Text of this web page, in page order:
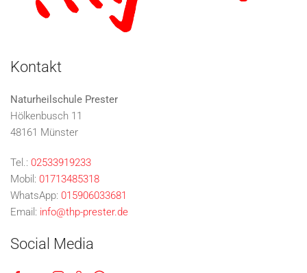
Kontakt
Naturheilschule Prester
Hölkenbusch 11
48161 Münster
Tel.: 02533919233
Mobil: 01713485318
WhatsApp: 015906033681
Email: info@thp-prester.de
Social Media